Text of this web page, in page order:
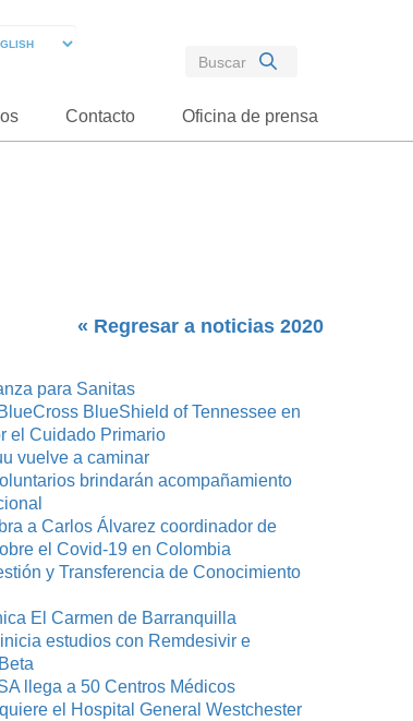
Contacto Oficina de prensa
« Regresar a noticias 2020
para Sanitas
BlueShield of Tennessee en
el Cuidado Primario
vuelve a caminar
brindarán acompañamiento
a Carlos Álvarez coordinador de
el Covid-19 en Colombia
y Transferencia de Conocimiento
El Carmen de Barranquilla
estudios con Remdesivir e
llega a 50 Centros Médicos
el Hospital General Westchester